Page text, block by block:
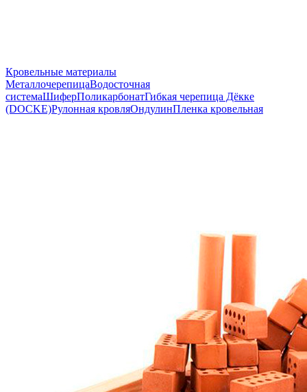
Кровельные материалы
МеталлочерепицаВодосточная
системаШиферПоликарбонатГибкая черепица Дёкке
(DOCKE)Рулонная кровляОндулинПленка кровельная